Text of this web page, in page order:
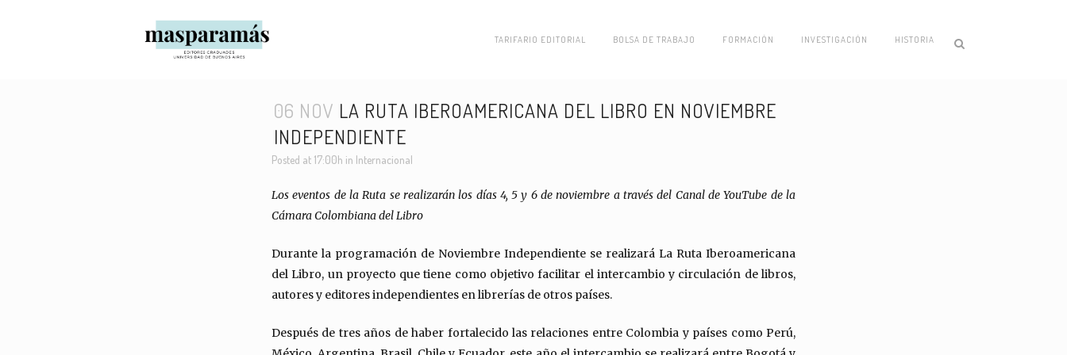
TARIFARIO EDITORIAL BOLSA DE TRABAJO FORMACIÓN INVESTIGACIÓN HISTORIA
06 NOV LA RUTA IBEROAMERICANA DEL LIBRO EN NOVIEMBRE
INDEPENDIENTE
Posted at 17:00h in Internacional
Los eventos de la Ruta se realizarán los días 4, 5 y 6 de noviembre a través del Canal de YouTube de la
Cámara Colombiana del Libro
Durante la programación de Noviembre Independiente se realizará La Ruta Iberoamericana
del Libro, un proyecto que tiene como objetivo facilitar el intercambio y circulación de libros,
autores y editores independientes en librerías de otros países.
Después de tres años de haber fortalecido las relaciones entre Colombia y países como Perú,